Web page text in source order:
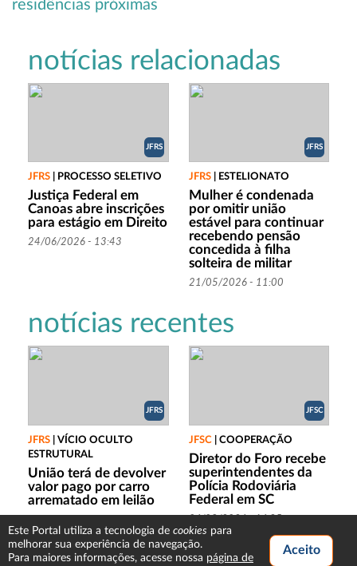
notícias relacionadas
JFRS
JFRS PROCESSO SELETIVO
Justiça Federal em
Canoas abre inscrições
para estágio em Direito
24/06/2026 - 13:43
JFRS
JFRS| ESTELIONATO
Mulher é condenada
por omitir união
estável para continuar
recebendo pensão
concedida à filha
solteira de militar
21/05/2026 - 11:00
notícias recentes
JFRS
JFRS
VÍCIO OCULTO
ESTRUTURAL
União terá de devolver
valor pago por carro
arrematado em leilão
06/08/2026 - 17:53
JFSC
JFSC| COOPERAÇÃO
Diretor do Foro recebe
superintendentes da
Polícia Rodoviária
Federal em SC
06/08/2026 - 16:35
Este Portal utiliza a tecnologia de cookies para
melhorar sua experiência de navegação.
Para maiores informações, acesse nossa página de